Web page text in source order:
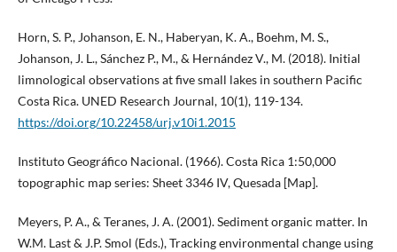
Horn, S. P., Johanson, E. N., Haberyan, K. A., Boehm, M. S.,
Johanson, J. L., Sánchez P., M., & Hernández V., M. (2018). Initial
limnological observations at five small lakes in southern Pacific
Costa Rica. UNED Research Journal, 10(1), 119-134.
https://doi.org/10.22458/urj.v10i1.2015
Instituto Geográfico Nacional. (1966). Costa Rica 1:50,000
topographic map series: Sheet 3346 IV, Quesada [Map].
Meyers, P. A., & Teranes, J. A. (2001). Sediment organic matter. In
W.M. Last & J.P. Smol (Eds.), Tracking environmental change using